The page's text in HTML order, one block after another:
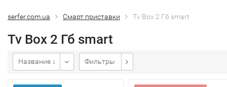
serfer.com.ua Смарт приставки Tv Box 2 Гб smart
Tv Box 2 Гб smart
Название ↓ Фильтры